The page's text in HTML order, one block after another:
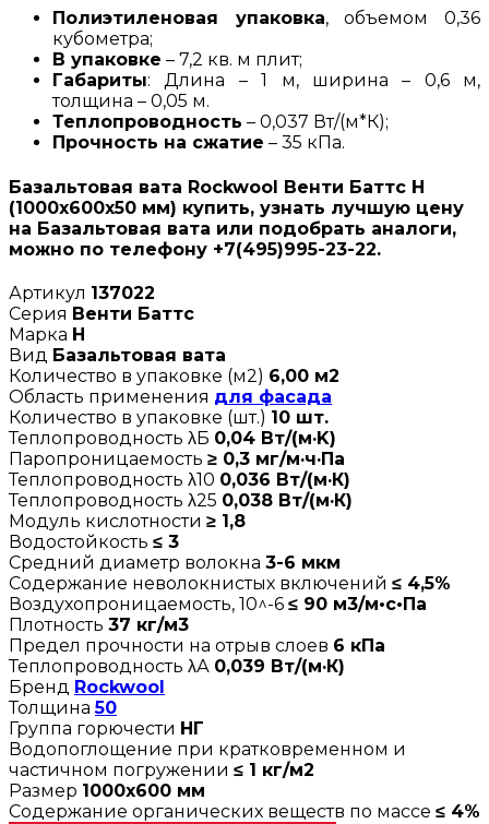
Полиэтиленовая упаковка, объемом 0,36
кубометра;
В упаковке – 7,2 кв. м плит;
Габариты: Длина – 1 м, ширина – 0,6 м,
толщина – 0,05 м.
Теплопроводность – 0,037 Вт/(м*К);
Прочность на сжатие – 35 кПа.
Базальтовая вата Rockwool Венти Баттс Н
(1000х600х50 мм) купить, узнать лучшую цену
на Базальтовая вата или подобрать аналоги,
можно по телефону +7(495)995-23-22.
Артикул 137022
Серия Венти Баттс
Марка Н
Вид Базальтовая вата
Количество в упаковке (м2) 6,00 м2
Область применения для фасада
Количество в упаковке (шт.) 10 шт.
Теплопроводность λБ 0,04 Вт/(м·K)
Паропроницаемость ≥ 0,3 мг/м·ч·Па
Теплопроводность λ10 0,036 Вт/(м·К)
Теплопроводность λ25 0,038 Вт/(м·К)
Модуль кислотности ≥ 1,8
Водостойкость ≤ 3
Средний диаметр волокна 3-6 мкм
Содержание неволокнистых включений ≤ 4,5%
Воздухопроницаемость, 10^-6 ≤ 90 м3/м•с•Па
Плотность 37 кг/м3
Предел прочности на отрыв слоев 6 кПа
Теплопроводность λА 0,039 Вт/(м·К)
Бренд Rockwool
Толщина50
Группа горючести НГ
Водопоглощение при кратковременном и
частичном погружении ≤ 1 кг/м2
Размер 1000х600 мм
Содержание органических веществ по массе ≤ 4%